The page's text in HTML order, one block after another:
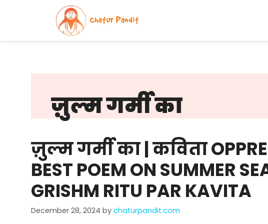
ज़ुल्म गर्मी का
ज़ुल्म गर्मी का | कविता
BEST POEM ON SUMMER
GRISHM RITU PAR KAVITA
December 28, 2024 by chaturpandit.com